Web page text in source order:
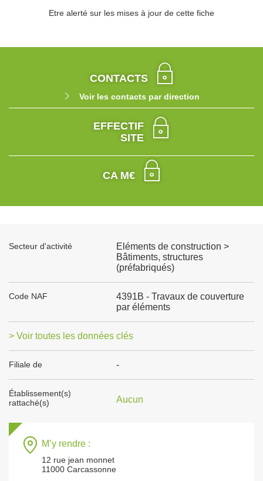
Etre alerté sur les mises à jour de cette fiche
CONTACTS
Voir les contacts par direction
EFFECTIF
SITE
CA M€
Secteur d'activité
Eléments de construction >
Bâtiments, structures
(préfabriqués)
Code NAF
4391B - Travaux de couverture
par éléments
> Voir toutes les données clés
Filiale de -
Établissement(s)
rattaché(s)
Aucun
M’y rendre :
12 rue jean monnet
11000 Carcassonne